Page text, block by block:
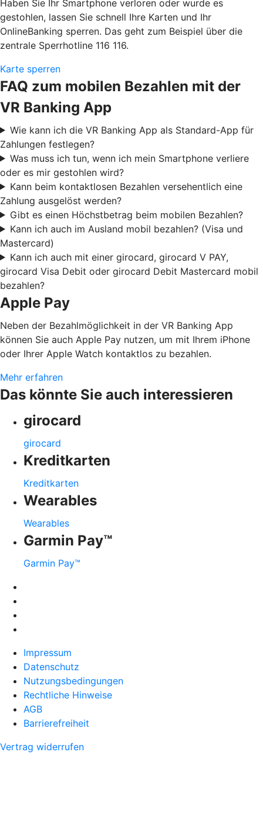
Haben Sie Ihr Smartphone verloren oder wurde es
gestohlen, lassen Sie schnell Ihre Karten und Ihr
OnlineBanking sperren. Das geht zum Beispiel über die
zentrale Sperrhotline 116 116.
Karte sperren
FAQ zum mobilen Bezahlen mit der
VR Banking App
Wie kann ich die VR Banking App als Standard-App für
Zahlungen festlegen?
Was muss ich tun, wenn ich mein Smartphone verliere
oder es mir gestohlen wird?
Kann beim kontaktlosen Bezahlen versehentlich eine
Zahlung ausgelöst werden?
Gibt es einen Höchstbetrag beim mobilen Bezahlen?
Kann ich auch im Ausland mobil bezahlen? (Visa und
Mastercard)
Kann ich auch mit einer girocard, girocard V PAY,
girocard Visa Debit oder girocard Debit Mastercard mobil
bezahlen?
Apple Pay
Neben der Bezahlmöglichkeit in der VR Banking App
können Sie auch Apple Pay nutzen, um mit Ihrem iPhone
oder Ihrer Apple Watch kontaktlos zu bezahlen.
Mehr erfahren
Das könnte Sie auch interessieren
girocard
girocard
Kreditkarten
Kreditkarten
Wearables
Wearables
Garmin Pay™
Garmin Pay™
Impressum
Datenschutz
Nutzungsbedingungen
Rechtliche Hinweise
AGB
Barrierefreiheit
Vertrag widerrufen